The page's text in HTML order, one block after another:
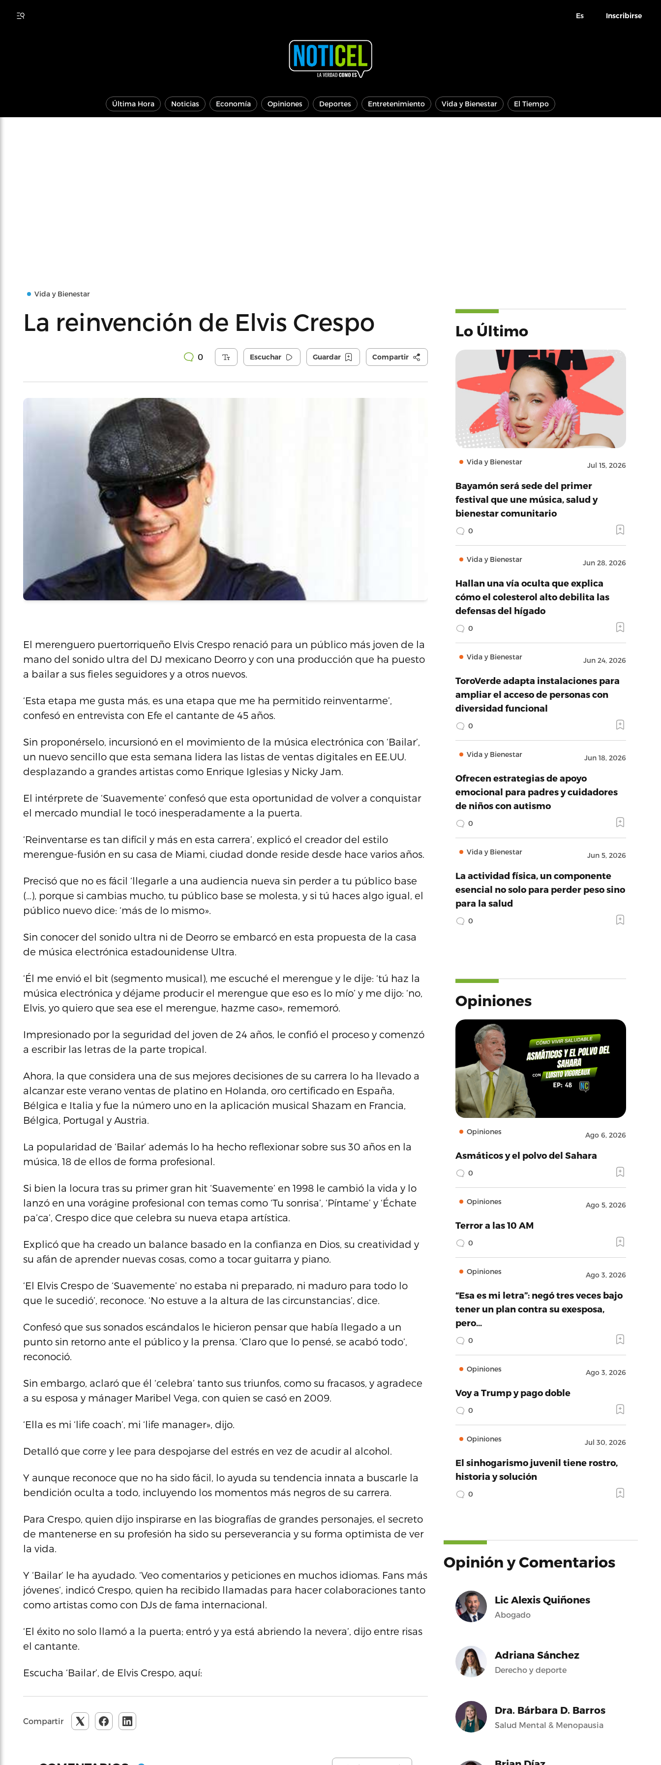
Es Inscribirse
Última Hora Noticias Economía Opiniones Deportes Entretenimiento Vida y Bienestar El Tiempo
Vida y Bienestar
La reinvención de Elvis Crespo
0 Escuchar Guardar Compartir
El merenguero puertorriqueño Elvis Crespo renació para un público más joven de la
mano del sonido ultra del DJ mexicano Deorro y con una producción que ha puesto
a bailar a sus fieles seguidores y a otros nuevos.
‘Esta etapa me gusta más, es una etapa que me ha permitido reinventarme’,
confesó en entrevista con Efe el cantante de 45 años.
Sin proponérselo, incursionó en el movimiento de la música electrónica con ‘Bailar’,
un nuevo sencillo que esta semana lidera las listas de ventas digitales en EE.UU.
desplazando a grandes artistas como Enrique Iglesias y Nicky Jam.
El intérprete de ‘Suavemente’ confesó que esta oportunidad de volver a conquistar
el mercado mundial le tocó inesperadamente a la puerta.
‘Reinventarse es tan difícil y más en esta carrera’, explicó el creador del estilo
merengue-fusión en su casa de Miami, ciudad donde reside desde hace varios años.
Precisó que no es fácil ‘llegarle a una audiencia nueva sin perder a tu público base
(…), porque si cambias mucho, tu público base se molesta, y si tú haces algo igual, el
público nuevo dice: ‘más de lo mismo».
Sin conocer del sonido ultra ni de Deorro se embarcó en esta propuesta de la casa
de música electrónica estadounidense Ultra.
‘Él me envió el bit (segmento musical), me escuché el merengue y le dije: ‘tú haz la
música electrónica y déjame producir el merengue que eso es lo mío’ y me dijo: ‘no,
Elvis, yo quiero que sea ese el merengue, hazme caso», rememoró.
Impresionado por la seguridad del joven de 24 años, le confió el proceso y comenzó
a escribir las letras de la parte tropical.
Ahora, la que considera una de sus mejores decisiones de su carrera lo ha llevado a
alcanzar este verano ventas de platino en Holanda, oro certificado en España,
Bélgica e Italia y fue la número uno en la aplicación musical Shazam en Francia,
Bélgica, Portugal y Austria.
La popularidad de ‘Bailar’ además lo ha hecho reflexionar sobre sus 30 años en la
música, 18 de ellos de forma profesional.
Si bien la locura tras su primer gran hit ‘Suavemente’ en 1998 le cambió la vida y lo
lanzó en una vorágine profesional con temas como ‘Tu sonrisa’, ‘Píntame’ y ‘Échate
pa’ca’, Crespo dice que celebra su nueva etapa artística.
Explicó que ha creado un balance basado en la confianza en Dios, su creatividad y
su afán de aprender nuevas cosas, como a tocar guitarra y piano.
‘El Elvis Crespo de ‘Suavemente’ no estaba ni preparado, ni maduro para todo lo
que le sucedió’, reconoce. ‘No estuve a la altura de las circunstancias’, dice.
Confesó que sus sonados escándalos le hicieron pensar que había llegado a un
punto sin retorno ante el público y la prensa. ‘Claro que lo pensé, se acabó todo’,
reconoció.
Sin embargo, aclaró que él ‘celebra’ tanto sus triunfos, como su fracasos, y agradece
a su esposa y mánager Maribel Vega, con quien se casó en 2009.
‘Ella es mi ‘life coach’, mi ‘life manager», dijo.
Detalló que corre y lee para despojarse del estrés en vez de acudir al alcohol.
Y aunque reconoce que no ha sido fácil, lo ayuda su tendencia innata a buscarle la
bendición oculta a todo, incluyendo los momentos más negros de su carrera.
Para Crespo, quien dijo inspirarse en las biografías de grandes personajes, el secreto
de mantenerse en su profesión ha sido su perseverancia y su forma optimista de ver
la vida.
Y ‘Bailar’ le ha ayudado. ‘Veo comentarios y peticiones en muchos idiomas. Fans más
jóvenes’, indicó Crespo, quien ha recibido llamadas para hacer colaboraciones tanto
como artistas como con DJs de fama internacional.
‘El éxito no solo llamó a la puerta; entró y ya está abriendo la nevera’, dijo entre risas
el cantante.
Escucha ‘Bailar’, de Elvis Crespo, aquí:
Compartir
Lo Último
Vida y Bienestar Jul 15, 2026
Bayamón será sede del primer
festival que une música, salud y
bienestar comunitario
0
Vida y Bienestar Jun 28, 2026
Hallan una vía oculta que explica
cómo el colesterol alto debilita las
defensas del hígado
0
Vida y Bienestar Jun 24, 2026
ToroVerde adapta instalaciones para
ampliar el acceso de personas con
diversidad funcional
0
Vida y Bienestar Jun 18, 2026
Ofrecen estrategias de apoyo
emocional para padres y cuidadores
de niños con autismo
0
Vida y Bienestar Jun 5, 2026
La actividad física, un componente
esencial no solo para perder peso sino
para la salud
0
Opiniones
Opiniones Ago 6, 2026
Asmáticos y el polvo del Sahara
0
Opiniones Ago 5, 2026
Terror a las 10 AM
0
Opiniones Ago 3, 2026
“Esa es mi letra”: negó tres veces bajo
tener un plan contra su exesposa,
pero…
0
Opiniones Ago 3, 2026
Voy a Trump y pago doble
0
Opiniones Jul 30, 2026
El sinhogarismo juvenil tiene rostro,
historia y solución
0
Opinión y Comentarios
Lic Alexis Quiñones
Abogado
Adriana Sánchez
Derecho y deporte
Dra. Bárbara D. Barros
Salud Mental & Menopausia